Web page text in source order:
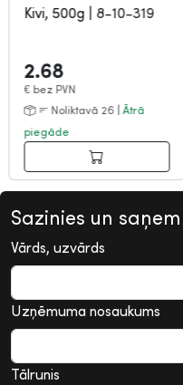
Kivi, 500g 8-10-319
2.68
€ bez PVN
Noliktavā 26 | Ātrā
piegāde
Sazinies un
Vārds, uzvārds
Uzņēmuma nosaukums
Tālrunis